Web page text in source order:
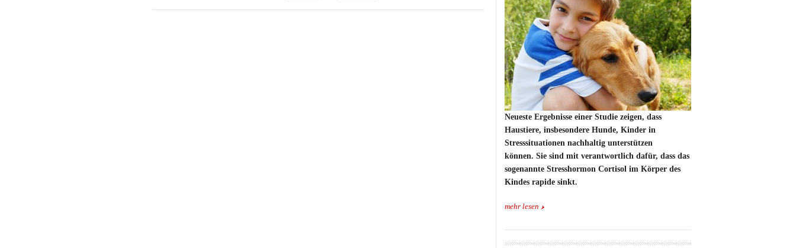
Neueste Ergebnisse einer Studie zeigen, dass
Haustiere, insbesondere Hunde, Kinder in
Stresssituationen nachhaltig unterstützen
können. Sie sind mit verantwortlich dafür, dass das
sogenannte Stresshormon Cortisol im Körper des
Kindes rapide sinkt.
mehr lesen